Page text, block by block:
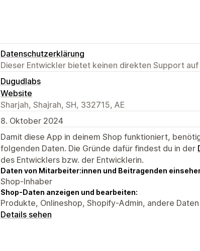
Datenschutzerklärung
Dieser Entwickler bietet keinen direkten Support auf
Dugudlabs
Website
Sharjah, Shajrah, SH, 332715, AE
8. Oktober 2024
Damit diese App in deinem Shop funktioniert,
folgenden Daten. Die Gründe dafür findest du in der
des Entwicklers bzw. der Entwicklerin.
Daten von Mitarbeiter:innen und Beitragenden
Shop-Inhaber
Shop-Daten anzeigen und bearbeiten:
Produkte, Onlineshop, Shopify-Admin, andere Daten
Details sehen